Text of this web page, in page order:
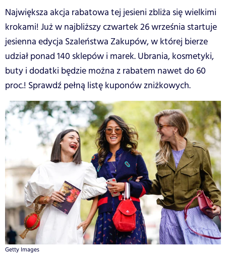
Największa akcja rabatowa tej jesieni zbliża się wielkimi
krokami! Już w najbliższy czwartek 26 września startuje
jesienna edycja Szaleństwa Zakupów, w której bierze
udział ponad 140 sklepów i marek. Ubrania, kosmetyki,
buty i dodatki będzie można z rabatem nawet do 60
proc.! Sprawdź pełną listę kuponów zniżkowych.
Getty Images